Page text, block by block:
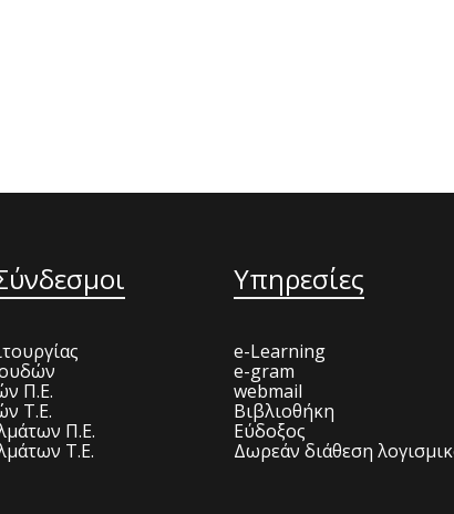
Π.Ε.
Τ.Ε.
Π.Ε.
Τ.Ε.
Υπηρεσίες
e-Learning
e-gram
webmail
Βιβλιοθήκη
Εύδοξος
Δωρεάν διάθεση